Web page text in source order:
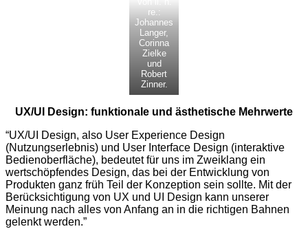
re.:
Johannes
Langer,
Corinna
Zielke
und
Robert
Zinner.
UX/UI Design: funktionale und ästhetische Mehrwerte
“UX/UI Design, also User Experience Design
(Nutzungserlebnis) und User Interface Design (interaktive
Bedienoberfläche), bedeutet für uns im Zweiklang ein
wertschöpfendes Design, das bei der Entwicklung von
Produkten ganz früh Teil der Konzeption sein sollte. Mit der
Berücksichtigung von UX und UI Design kann unserer
Meinung nach alles von Anfang an in die richtigen Bahnen
gelenkt werden.”